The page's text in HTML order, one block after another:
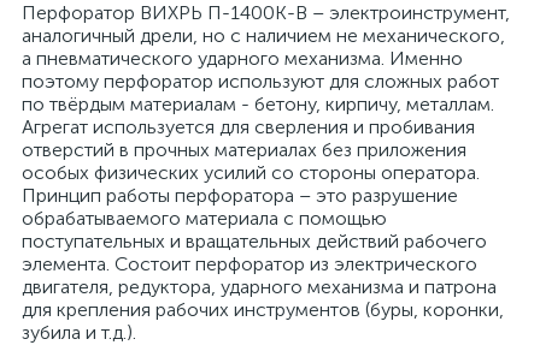
Перфоратор ВИХРЬ П-1400К-В – электроинструмент,
аналогичный дрели, но с наличием не механического,
а пневматического ударного механизма. Именно
поэтому перфоратор используют для сложных работ
по твёрдым материалам - бетону, кирпичу, металлам.
Агрегат используется для сверления и пробивания
отверстий в прочных материалах без приложения
особых физических усилий со стороны оператора.
Принцип работы перфоратора – это разрушение
обрабатываемого материала с помощью
поступательных и вращательных действий рабочего
элемента. Состоит перфоратор из электрического
двигателя, редуктора, ударного механизма и патрона
для крепления рабочих инструментов (буры, коронки,
зубила и т.д.).